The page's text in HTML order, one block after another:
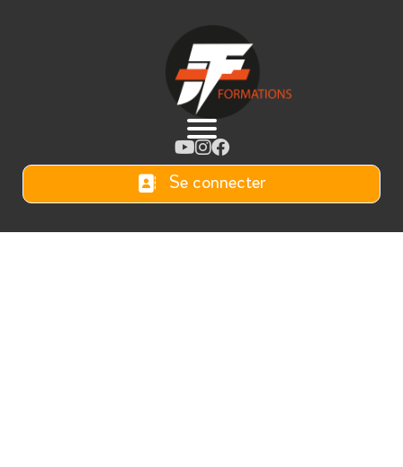
Se connecter